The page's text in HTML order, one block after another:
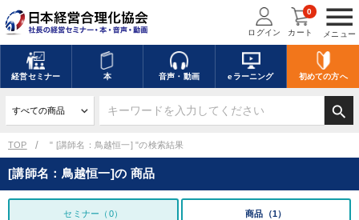
menu
メニュー
ログイン カート
0
経営セミナー 本 音声・動画 eラーニング 初めての方へ
search
TOP " [講師名：鳥越恒一] "の検索結果
[講師名：鳥越恒一]の 商品
セミナー（0） 商品（1）